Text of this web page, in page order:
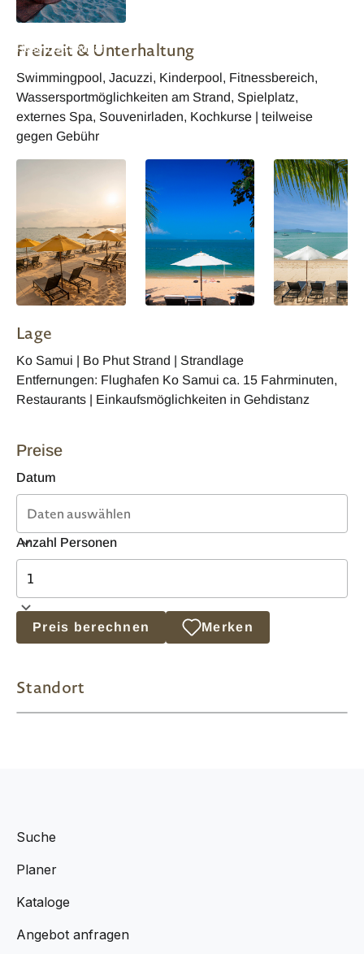
Resort Strandbar
Freizeit & Unterhaltung
Swimmingpool, Jacuzzi, Kinderpool, Fitnessbereich,
Wassersportmöglichkeiten am Strand, Spielplatz,
externes Spa, Souvenirladen, Kochkurse | teilweise
gegen Gebühr
Lage
Ko Samui | Bo Phut Strand | Strandlage
Entfernungen: Flughafen Ko Samui ca. 15 Fahrminuten,
Restaurants | Einkaufsmöglichkeiten in Gehdistanz
Preise
Datum
Anzahl Personen
Preis berechnen Merken
Standort
Suche
Planer
Kataloge
Angebot anfragen